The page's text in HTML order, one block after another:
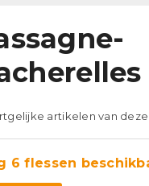
artikelen van
6 flessen